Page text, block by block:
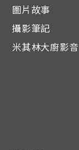
圖片故事
攝影筆記
米其林大廚影音